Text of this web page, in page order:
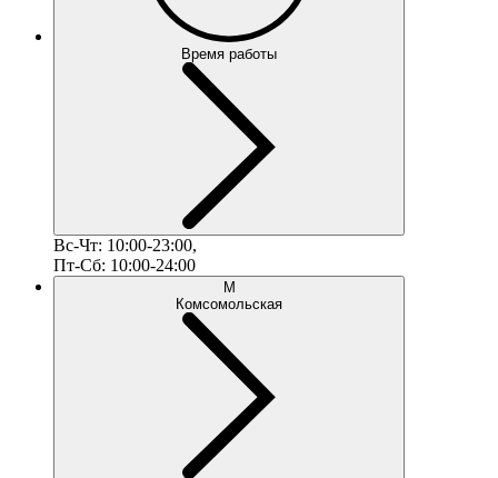
Время работы
Вс-Чт: 10:00-23:00,
Пт-Сб: 10:00-24:00
М
Комсомольская